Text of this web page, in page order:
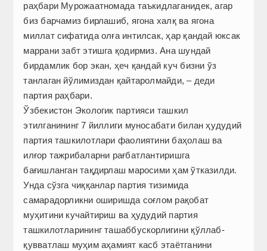
раҳбари Мурожаатномада таъкидлаганидек, агар
биз барчамиз бирлашиб, ягона халқ ва ягона
миллат сифатида олға интилсак, ҳар қандай юксак
маррани забт этишга қодирмиз. Ана шундай
бирдамлик бор экан, ҳеч қандай куч бизни ўз
танлаган йўлимиздан қайтаролмайди, – деди
партия раҳбари.
Ўзбекистон Экологик партияси ташкил
этилганининг 7 йиллиги муносабати билан ҳудудий
партия ташкилотлари фаолиятини баҳолаш ва
илғор тажрибаларни рағбатлантиришга
бағишланган тақдирлаш маросими ҳам ўтказилди.
Унда сўзга чиққанлар партия тизимида
самарадорликни оширишда соғлом рақобат
муҳитини кучайтириш ва ҳудудий партия
ташкилотларининг ташаббускорлигини қўллаб-
қувватлаш муҳим аҳамият касб этаётганини